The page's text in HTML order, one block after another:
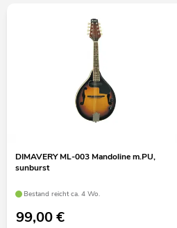
DIMAVERY ML-003 Mandoline m.PU,
sunburst
Bestand reicht ca. 4 Wo.
99,00€